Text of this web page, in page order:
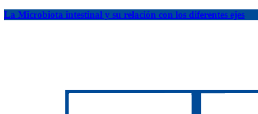
La Microbiota intestinal y su relación con los diferentes ejes